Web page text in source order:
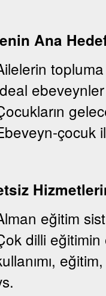
Ana
topluma
çocuk
iz
eğitim
dilli